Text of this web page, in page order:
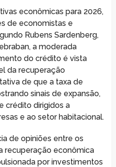
econômicas para 2026,
de economistas e
Rubens Sardenberg,
a moderada
do crédito é vista
da recuperação
de que a taxa de
sinais de expansão,
crédito dirigidos a
e ao setor habitacional.
de opiniões entre os
recuperação econômica
por investimentos